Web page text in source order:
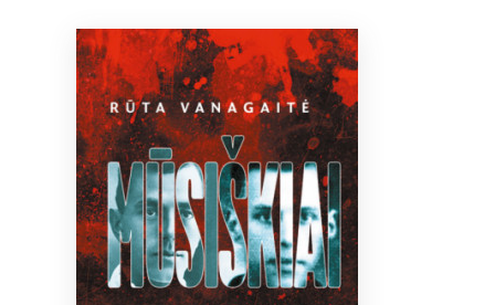
Naujienos
Bibliotekoms
+370 667 80 541
info@elvislab.lt